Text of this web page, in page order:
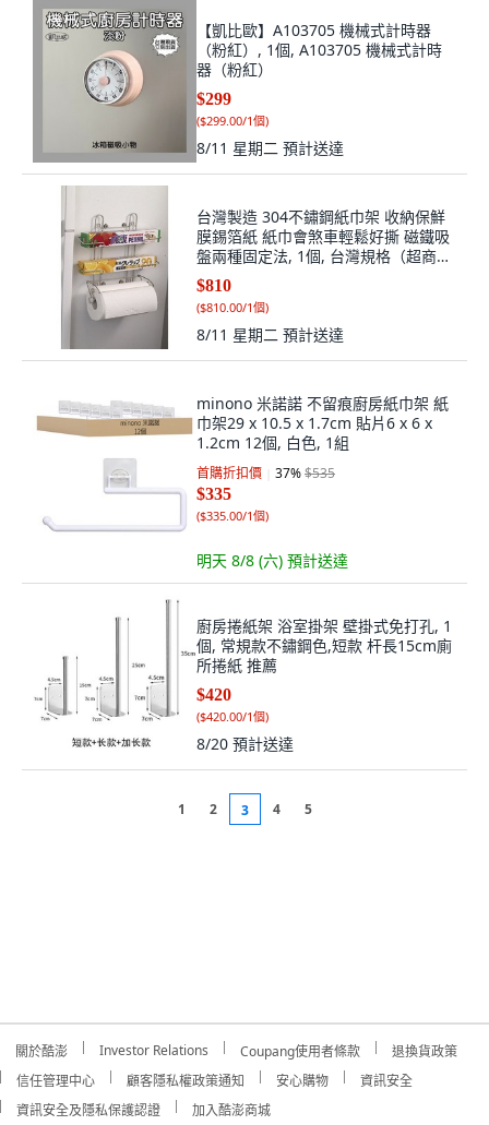
【凱比歐】A103705 機械式計時器
（粉紅）, 1個, A103705 機械式計時
器（粉紅）
$299
($299.00/1個)
8/11 星期二 預計送達
台灣製造 304不鏽鋼紙巾架 收納保鮮
膜錫箔紙 紙巾會煞車輕鬆好撕 磁鐵吸
盤兩種固定法, 1個, 台灣規格（超商取
貨限一組）
$810
($810.00/1個)
8/11 星期二 預計送達
minono 米諾諾 不留痕廚房紙巾架 紙
巾架29 x 10.5 x 1.7cm 貼片6 x 6 x
1.2cm 12個, 白色, 1組
首購折扣價 37%$535
$335
($335.00/1個)
明天 8/8 (六) 預計送達
廚房捲紙架 浴室掛架 壁掛式免打孔, 1
個, 常規款不鏽鋼色,短款 杆長15cm廁
所捲紙 推薦
$420
($420.00/1個)
8/20 預計送達
1 2 3 4 5
關於酷澎 Investor Relations Coupang使用者條款
退換貨政策
信任管理中心
顧客隱私權政策通知 安心購物
資訊安全
資訊安全及隱私保護認證
加入酷澎商城